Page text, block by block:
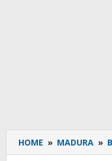
HOME » MADURA »